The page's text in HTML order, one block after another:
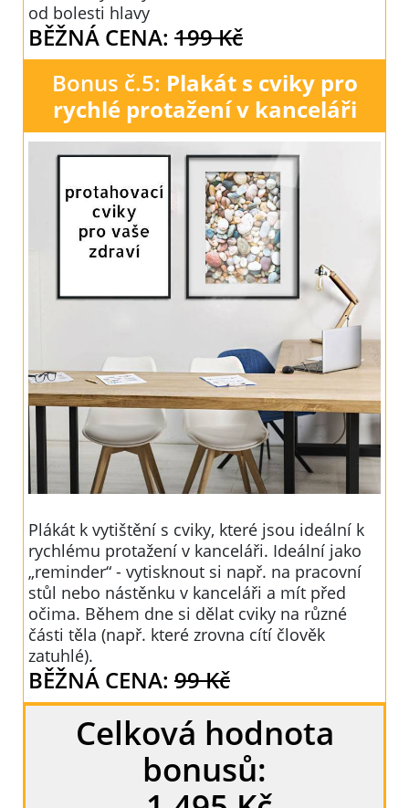
od bolesti hlavy
BĚŽNÁ CENA: 199 Kč
Bonus č.5: Plakát s cviky pro
rychlé protažení v kanceláři
Plákát k vytištění s cviky, které jsou ideální k
rychlému protažení v kanceláři. Ideální jako
„reminder“ - vytisknout si např. na pracovní
stůl nebo nástěnku v kanceláři a mít před
očima. Během dne si dělat cviky na různé
části těla (např. které zrovna cítí člověk
zatuhlé).
BĚŽNÁ CENA: 99 Kč
Celková hodnota
bonusů: